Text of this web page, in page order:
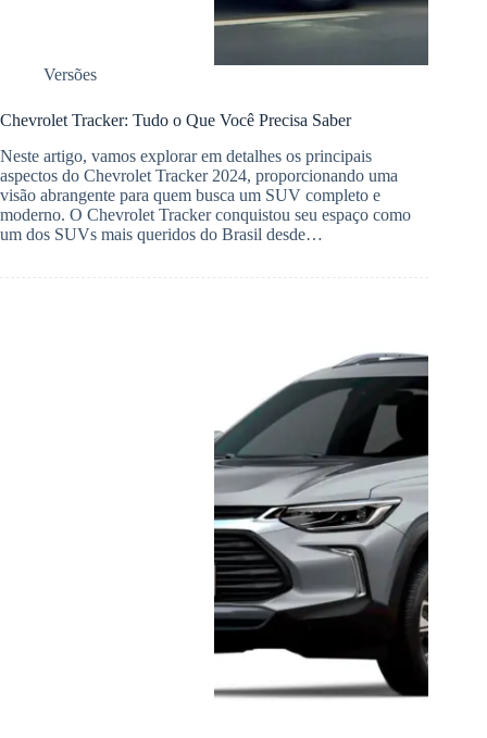
Versões
Chevrolet Tracker: Tudo o Que Você Precisa Saber
Neste artigo, vamos explorar em detalhes os principais
aspectos do Chevrolet Tracker 2024, proporcionando uma
visão abrangente para quem busca um SUV completo e
moderno. O Chevrolet Tracker conquistou seu espaço como
um dos SUVs mais queridos do Brasil desde…